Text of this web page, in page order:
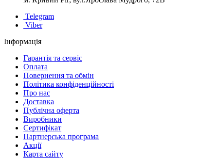
Telegram
Viber
Інформація
Гарантія та сервіс
Оплата
Повернення та обмін
Політика конфіденційності
Про нас
Доставка
Публічна оферта
Виробники
Сертифікат
Партнерська програма
Акції
Карта сайту